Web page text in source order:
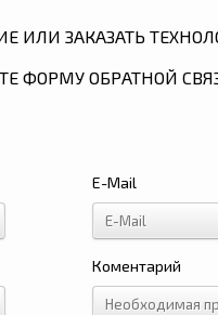
ИЛИ ЗАКАЗАТЬ
ФОРМУ ОБРАТНОЙ
E-Mail
Коментарий